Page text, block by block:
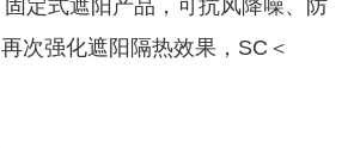
定式遮阳产品，可抗风降噪、防
次强化遮阳隔热效果，SC＜